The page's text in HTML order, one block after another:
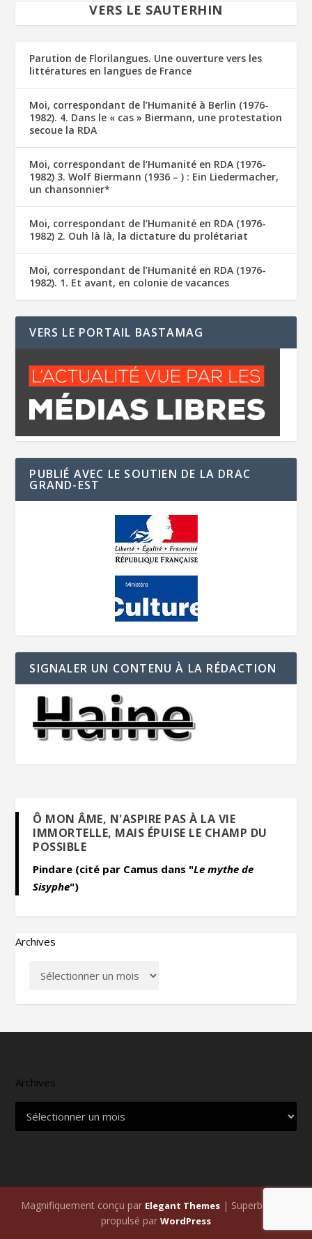
VERS LE SAUTERHIN
Parution de Florilangues. Une ouverture vers les
littératures en langues de France
Moi, correspondant de l’Humanité à Berlin (1976-
1982). 4. Dans le « cas » Biermann, une protestation
secoue la RDA
Moi, correspondant de l’Humanité en RDA (1976-
1982) 3. Wolf Biermann (1936 – ) : Ein Liedermacher,
un chansonnier*
Moi, correspondant de l’Humanité en RDA (1976-
1982) 2. Ouh là là, la dictature du prolétariat
Moi, correspondant de l’Humanité en RDA (1976-
1982). 1. Et avant, en colonie de vacances
VERS LE PORTAIL BASTAMAG
PUBLIÉ AVEC LE SOUTIEN DE LA DRAC
GRAND-EST
SIGNALER UN CONTENU À LA RÉDACTION
Ô MON ÂME, N'ASPIRE PAS À LA VIE
IMMORTELLE, MAIS ÉPUISE LE CHAMP DU
POSSIBLE
Pindare (cité par Camus dans "Le mythe de
Sisyphe")
Archives
Archives
Magnifiquement conçu par Elegant Themes| Superbement
propulsé par WordPress